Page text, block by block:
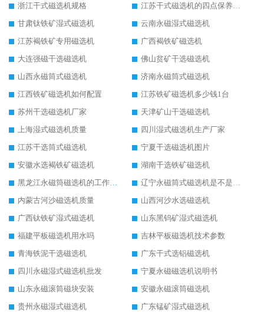
浙江干式磁选机规格
江苏干式磁选机的四点保养秘籍
甘肃钛铁矿湿式磁选机
云南永磁湿式磁选机
江苏褐铁矿专用磁选机
广西褐铁矿磁选机
大连强磁干选磁选机
佛山贫矿干选磁选机
山西永磁筒式磁选机
济南永磁筒式磁选机
江西铁矿磁选机如何配置
江苏铁矿磁选机多少钱1台
苏州干选磁选机厂家
天津矿山干选磁选机
上海湿式磁选机质量
四川湿式磁选机生产厂家
江苏干选筒式磁选机
宁夏干选磁选机图片
安徽水选褐铁矿磁选机
湖南干选铁矿磁选机
黑龙江永磁筒磁选机的工作原理
辽宁永磁筒式磁选机是不是强磁
内蒙古河沙磁选机质量
山西河沙水选磁选机
广西钛铁矿湿式磁选机
山东黑钨矿湿式磁选机
福建平板磁选机用水吗
吉林平板磁选机技术参数
青海铁泥干选磁选机
广东干式选铝磁选机
四川永磁湿式磁选机批发
宁夏永磁磁选机说明书
山东永磁滚筒磁块安装
安徽永磁滚筒磁选机
贵州永磁湿式磁选机
广东锰矿湿式磁选机